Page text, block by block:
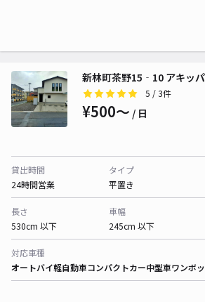
新林町茶野15‐10 アキッ
5 / 3件
¥500〜 / 日
貸出時間
24時間営業
タイプ
平置き
長さ
530cm 以下
車幅
245cm 以下
対応車種
オートバイ軽自動車コンパクトカー中型車ワンボ